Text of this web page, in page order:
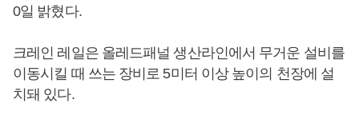
0일 밝혔다.
크레인 레일은 올레드패널 생산라인에서 무거운 설비를
이동시킬 때 쓰는 장비로 5미터 이상 높이의 천장에 설
치돼 있다.